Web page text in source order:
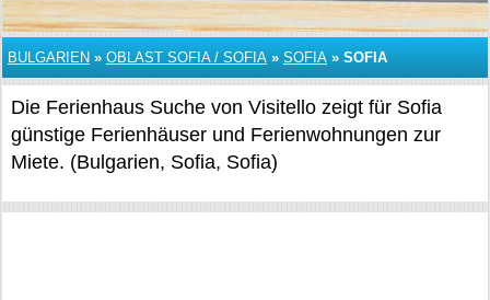
BULGARIEN » OBLAST SOFIA / SOFIA » SOFIA » SOFIA
Die Ferienhaus Suche von Visitello zeigt für Sofia
günstige Ferienhäuser und Ferienwohnungen zur
Miete. (Bulgarien, Sofia, Sofia)